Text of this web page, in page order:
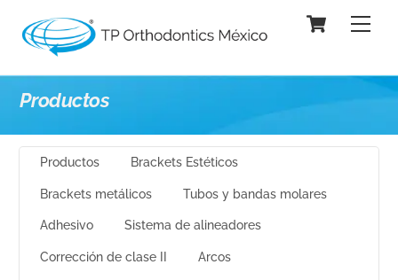
content
Cart
Productos
Productos Brackets Estéticos
Brackets metálicos Tubos y bandas molares
Adhesivo Sistema de alineadores
Corrección de clase II Arcos